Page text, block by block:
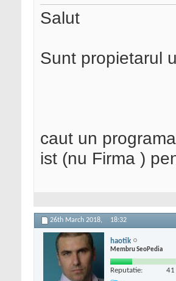
Salut
Sunt propietarul
caut un
ist (nu Firma )
26th March 2018, 18:32
haotik
Membru SeoPedia
Reputatie: 41